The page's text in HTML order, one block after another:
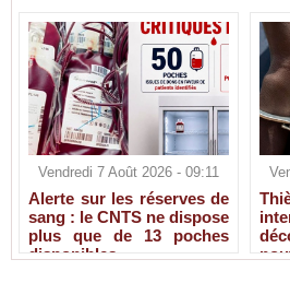
Vendredi 7 Août 2026 - 09:11
Alerte sur les réserves de
sang : le CNTS ne dispose
plus que de 13 poches
disponibles